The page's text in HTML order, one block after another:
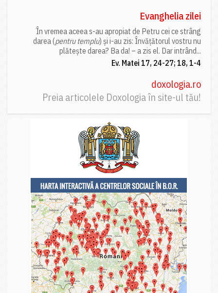
Evanghelia zilei
În vremea aceea s-au apropiat de Petru cei ce strâng
darea (pentru templu) și i-au zis: Învățătorul vostru nu
plătește darea? Ba da! – a zis el. Dar intrând...
Ev. Matei 17, 24-27; 18, 1-4
doxologia.ro
Preia articolele Doxologia în site-ul tău!